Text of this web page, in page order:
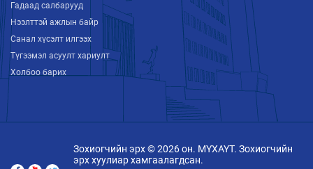
Гадаад салбарууд
Нээлттэй ажлын байр
Санал хүсэлт илгээх
Түгээмэл асуулт хариулт
Холбоо барих
Зохиогчийн эрх © 2026 он. МҮХАҮТ. Зохиогчийн
эрх хуулиар хамгаалагдсан.